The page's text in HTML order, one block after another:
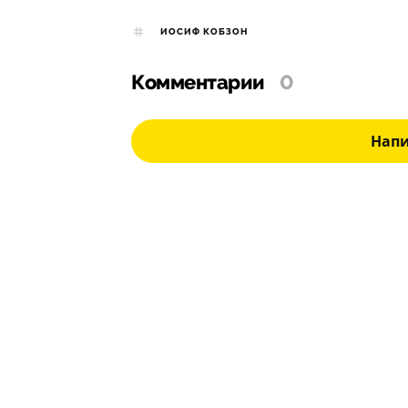
ИОСИФ КОБЗОН
Комментарии 0